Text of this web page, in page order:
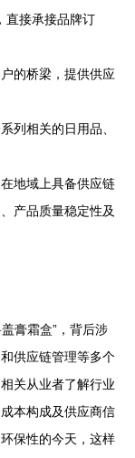
直接承接品牌订
的桥梁，提供供应
列相关的日用品、
地域上具备供应链
产品质量稳定性及
膏霜盒”，背后涉
供应链管理等多个
关从业者了解行业
本构成及供应商信
保性的今天，这样